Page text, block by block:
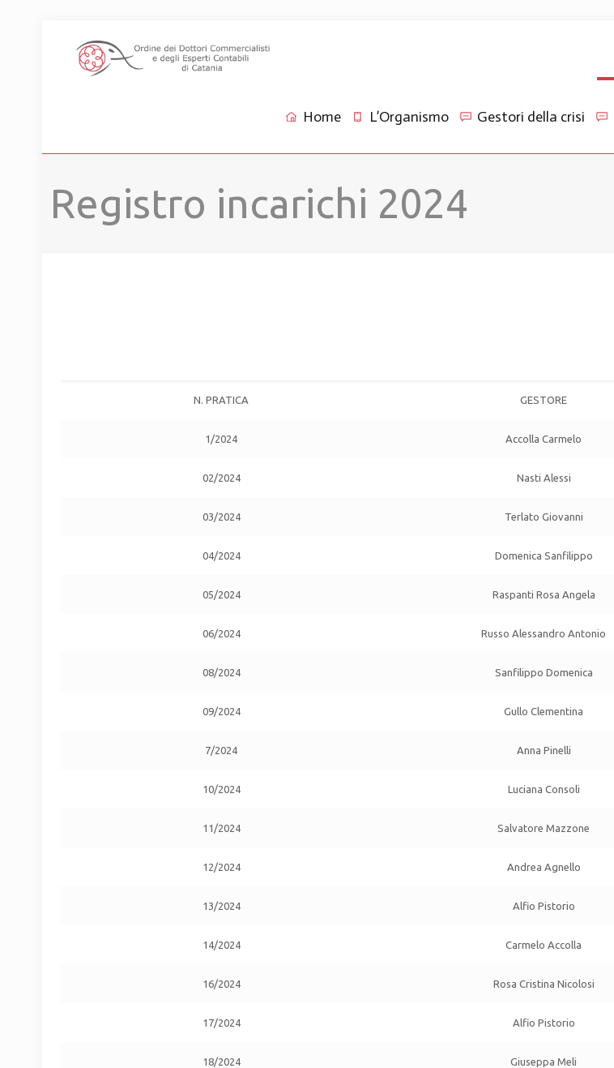
Home L’Organismo Gestori della crisi
Registro incarichi 2024
N. PRATICA GESTORE
1/2024 Accolla Carmelo
02/2024 Nasti Alessi
03/2024 Terlato Giovanni
04/2024 Domenica Sanfilippo
05/2024 Raspanti Rosa Angela
06/2024 Russo Alessandro Antonio
08/2024 Sanfilippo Domenica
09/2024 Gullo Clementina
7/2024 Anna Pinelli
10/2024 Luciana Consoli
11/2024 Salvatore Mazzone
12/2024 Andrea Agnello
13/2024 Alfio Pistorio
14/2024 Carmelo Accolla
16/2024 Rosa Cristina Nicolosi
17/2024 Alfio Pistorio
18/2024 Giuseppa Meli